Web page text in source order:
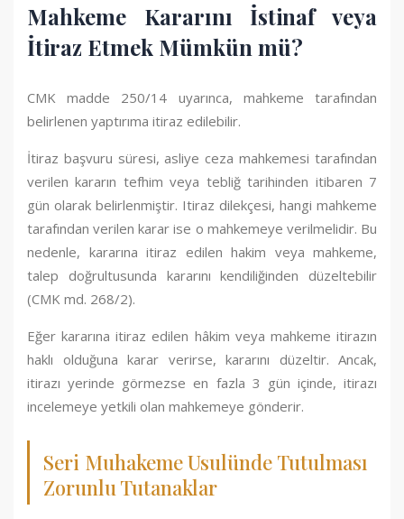
Mahkeme Kararını İstinaf veya
İtiraz Etmek Mümkün mü?
CMK madde 250/14 uyarınca, mahkeme tarafından
belirlenen yaptırıma itiraz edilebilir.
İtiraz başvuru süresi, asliye ceza mahkemesi tarafından
verilen kararın tefhim veya tebliğ tarihinden itibaren 7
gün olarak belirlenmiştir. Itiraz dilekçesi, hangi mahkeme
tarafından verilen karar ise o mahkemeye verilmelidir. Bu
nedenle, kararına itiraz edilen hakim veya mahkeme,
talep doğrultusunda kararını kendiliğinden düzeltebilir
(CMK md. 268/2).
Eğer kararına itiraz edilen hâkim veya mahkeme itirazın
haklı olduğuna karar verirse, kararını düzeltir. Ancak,
itirazı yerinde görmezse en fazla 3 gün içinde, itirazı
incelemeye yetkili olan mahkemeye gönderir.
Seri Muhakeme Usulünde Tutulması
Zorunlu Tutanaklar